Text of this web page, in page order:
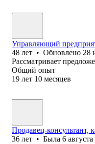
Управляющий
48 лет • Обновлено 28
Рассматривает
Общий опыт
19 лет 10 месяцев
Продавец-консультант,
36 лет • Была 6 августа